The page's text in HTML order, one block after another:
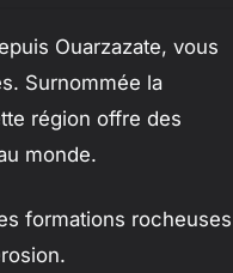
Ouarzazate, vous
Surnommée la
région offre des
monde.
formations rocheuses